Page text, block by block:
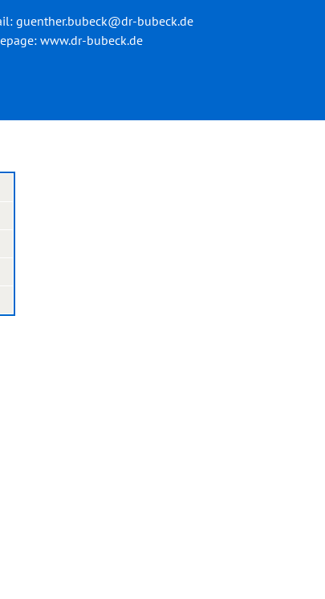
guenther.bubeck@dr-bubeck.de
www.dr-bubeck.de